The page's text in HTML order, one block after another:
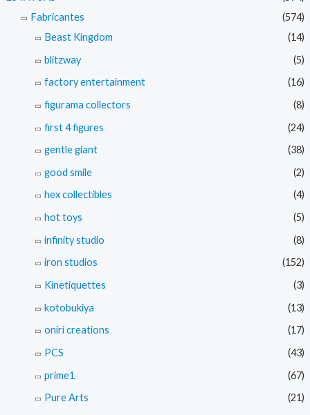
Fabricantes
(574)
Beast Kingdom
(14)
blitzway
(5)
factory entertainment
(16)
figurama collectors
(8)
first 4 figures
(24)
gentle giant
(38)
good smile
(2)
hex collectibles
(4)
hot toys
(5)
infinity studio
(8)
iron studios
(152)
Kinetiquettes
(3)
kotobukiya
(13)
oniri creations
(17)
PCS
(43)
prime1
(67)
Pure Arts
(21)